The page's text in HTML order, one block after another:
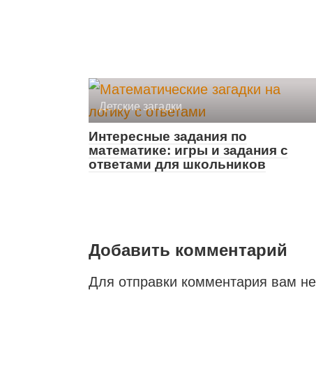
Детские загадки
Интересные задания по
математике: игры и задания с
ответами для школьников
Добавить комментарий
Для отправки комментария вам